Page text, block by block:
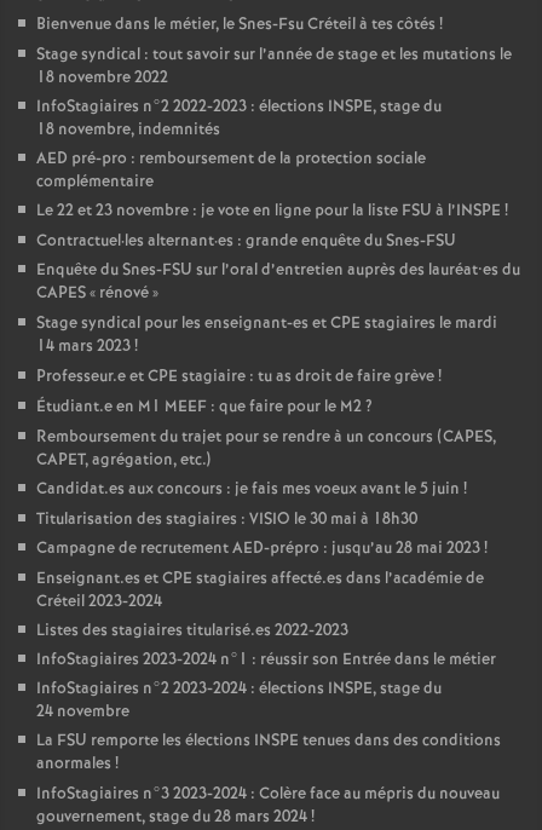
Bienvenue dans le métier, le Snes-Fsu Créteil à tes côtés !
Stage syndical : tout savoir sur l’année de stage et les mutations le
18 novembre 2022
InfoStagiaires n°2 2022-2023 : élections INSPE, stage du
18 novembre, indemnités
AED pré-pro : remboursement de la protection sociale
complémentaire
Le 22 et 23 novembre : je vote en ligne pour la liste FSU à l’INSPE !
Contractuel·les alternant·es : grande enquête du Snes-FSU
Enquête du Snes-FSU sur l’oral d’entretien auprès des lauréat•es du
CAPES« rénové»
Stage syndical pour les enseignant-es etCPE stagiaires le mardi
14 mars 2023!
Professeur.e etCPE stagiaire : tu as droit de faire grève!
Étudiant.e en M1 MEEF : que faire pour le M2?
Remboursement du trajet pour se rendre à un concours (CAPES,
CAPET, agrégation, etc.)
Candidat.es aux concours : je fais mes voeux avant le 5 juin !
Titularisation des stagiaires : VISIO le 30 mai à 18h30
Campagne de recrutementAED-prépro : jusqu’au 28 mai 2023!
Enseignant.es etCPE stagiaires affecté.es dans l’académie de
Créteil 2023-2024
Listes des stagiaires titularisé.es 2022-2023
InfoStagiaires 2023-2024 n°1 : réussir son Entrée dans le métier
InfoStagiaires n°2 2023-2024 : élections INSPE, stage du
24 novembre
La FSU remporte les élections INSPE tenues dans des conditions
anormales !
InfoStagiaires n°3 2023-2024 : Colère face au mépris du nouveau
gouvernement, stage du 28 mars 2024!